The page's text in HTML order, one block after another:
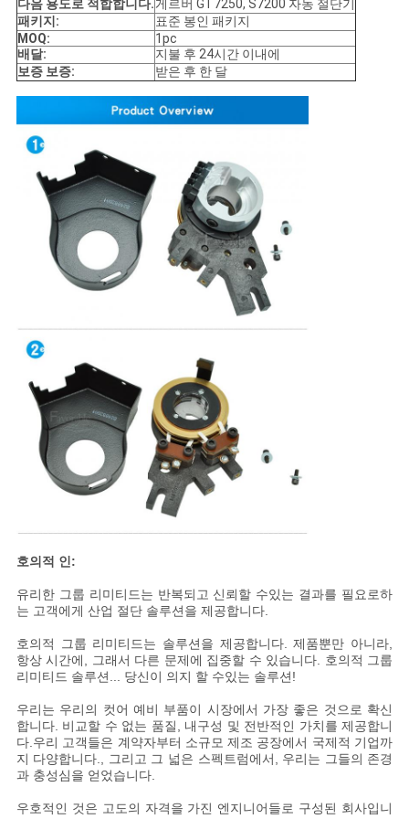
문
을
요
구
하
이
PRIVACY
POLICY
다음 용도로 적합합니다.게르버 GT7250, S7200 자동 절단기
패키지:
표준 봉인 패키지
MOQ:
1pc
배달:
지불 후 24시간 이내에
보증 보증:
받은 후 한 달
호의적 인:
유리한 그룹 리미티드는 반복되고 신뢰할 수있는 결과를 필요로하
는 고객에게 산업 절단 솔루션을 제공합니다.
호의적 그룹 리미티드는 솔루션을 제공합니다. 제품뿐만 아니라,
항상 시간에, 그래서 다른 문제에 집중할 수 있습니다. 호의적 그룹
리미티드 솔루션... 당신이 의지 할 수있는 솔루션!
우리는 우리의 컷어 예비 부품이 시장에서 가장 좋은 것으로 확신
합니다. 비교할 수 없는 품질, 내구성 및 전반적인 가치를 제공합니
다.우리 고객들은 계약자부터 소규모 제조 공장에서 국제적 기업까
지 다양합니다., 그리고 그 넓은 스펙트럼에서, 우리는 그들의 존경
과 충성심을 얻었습니다.
우호적인 것은 고도의 자격을 가진 엔지니어들로 구성된 회사입니